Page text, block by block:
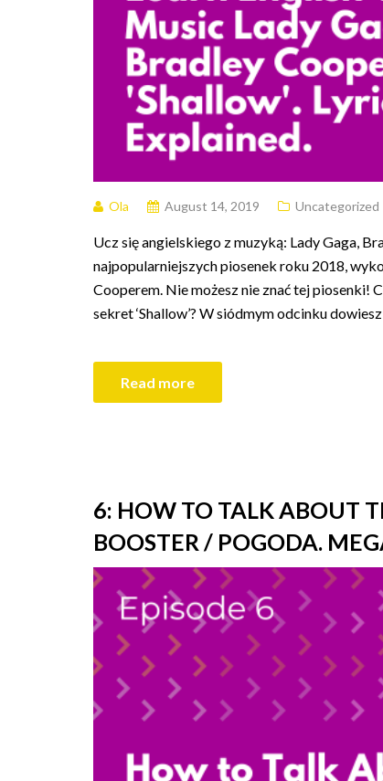
Ola August 14, 2019 Uncategorized
Ucz się angielskiego z muzyką: Lady Gaga,
najpopularniejszych piosenek roku 2018,
Cooperem. Nie możesz nie znać tej piosenki!
sekret ‘Shallow’? W siódmym odcinku
Read more
6: HOW TO TALK ABOUT
BOOSTER / POGODA.